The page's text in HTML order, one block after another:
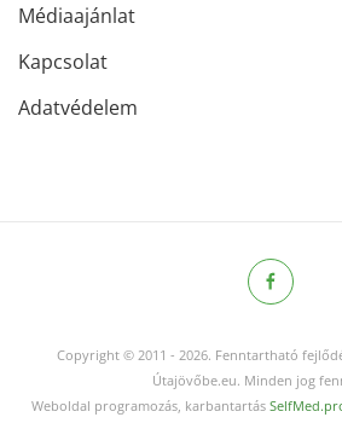
Médiaajánlat
Kapcsolat
Adatvédelem
Copyright © 2011 - 2026. Fenntartható
Útajövőbe.eu. Minden jog
Weboldal programozás, karbantartás